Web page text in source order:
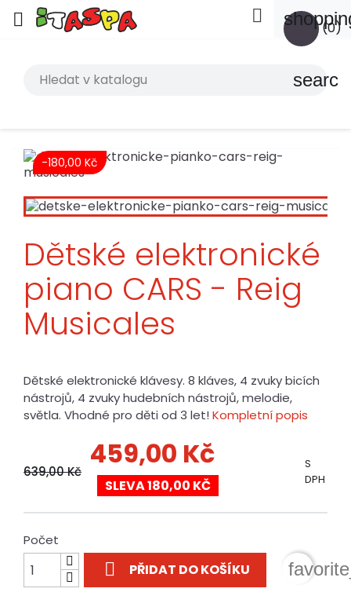
 (0)

search
-180,00 Kč
Dětské elektronické
piano CARS - Reig
Musicales
Dětské elektronické klávesy. 8 kláves, 4 zvuky bicích
nástrojů, 4 zvuky hudebních nástrojů, melodie,
světla. Vhodné pro děti od 3 let! Kompletní popis
639,00 Kč
459,00 Kč
SLEVA 180,00 KČ
S
DPH
Počet
 PŘIDAT DO KOŠÍKU